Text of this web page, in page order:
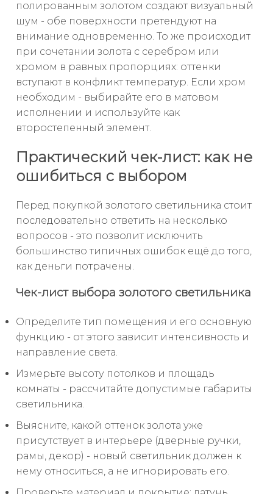
полированным золотом создают визуальный
шум - обе поверхности претендуют на
внимание одновременно. То же происходит
при сочетании золота с серебром или
хромом в равных пропорциях: оттенки
вступают в конфликт температур. Если хром
необходим - выбирайте его в матовом
исполнении и используйте как
второстепенный элемент.
Практический чек-лист: как не
ошибиться с выбором
Перед покупкой золотого светильника стоит
последовательно ответить на несколько
вопросов - это позволит исключить
большинство типичных ошибок ещё до того,
как деньги потрачены.
Чек-лист выбора золотого светильника
Определите тип помещения и его основную
функцию - от этого зависит интенсивность и
направление света.
Измерьте высоту потолков и площадь
комнаты - рассчитайте допустимые габариты
светильника.
Выясните, какой оттенок золота уже
присутствует в интерьере (дверные ручки,
рамы, декор) - новый светильник должен к
нему относиться, а не игнорировать его.